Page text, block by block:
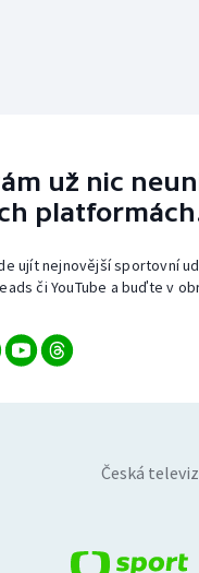
už nic
ujít nejnovější sportovní
či YouTube a buďte v
Česká